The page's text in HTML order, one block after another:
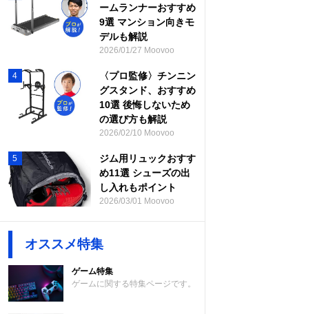
ームランナーおすすめ
9選 マンション向きモ
デルも解説
2026/01/27 Moovoo
4
〈プロ監修〉チンニン
グスタンド、おすすめ
10選 後悔しないため
の選び方も解説
2026/02/10 Moovoo
5
ジム用リュックおすす
め11選 シューズの出
し入れもポイント
2026/03/01 Moovoo
オススメ特集
ゲーム特集
ゲームに関する特集ページです。